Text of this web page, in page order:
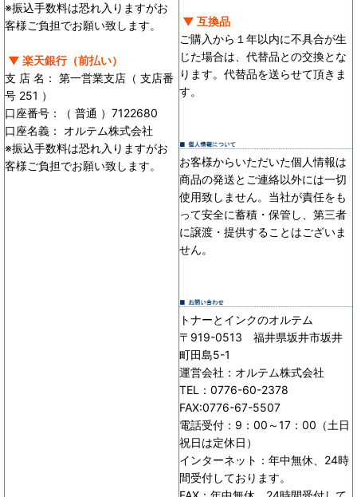
※振込手数料は恐れ入りますがお
客様ご負担でお願い致します。
▼ 楽天銀行（前払い）
支 店 名： 第一営業支店（ 支店番
号 251 ）
口座番号：（ 普通 ）7122680
口座名義： オルテム株式会社
※振込手数料は恐れ入りますがお
客様ご負担でお願い致します。
▼ 互換品
ご購入から１年以内に不具合が生
じた場合は、代替品との交換とな
ります。代替品を送らせて頂きま
す。
お客様からいただいた個人情報は
商品の発送とご連絡以外には一切
使用致しません。当社が責任をも
って安全に蓄積・保管し、第三者
に譲渡・提供することはございま
せん。
トナーとインクのオルテム
〒919-0513 福井県坂井市坂井
町田島5-1
運営会社：オルテム株式会社
TEL：0776-60-2378
FAX:0776-67-5507
電話受付：9：00～17：00（土日
祝日は定休日）
インターネット：年中無休、24時
間受付しております。